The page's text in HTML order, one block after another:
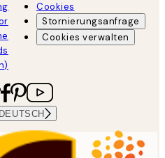
Cookies
Stornierungsanfrage
Cookies verwalten
DEUTSCH